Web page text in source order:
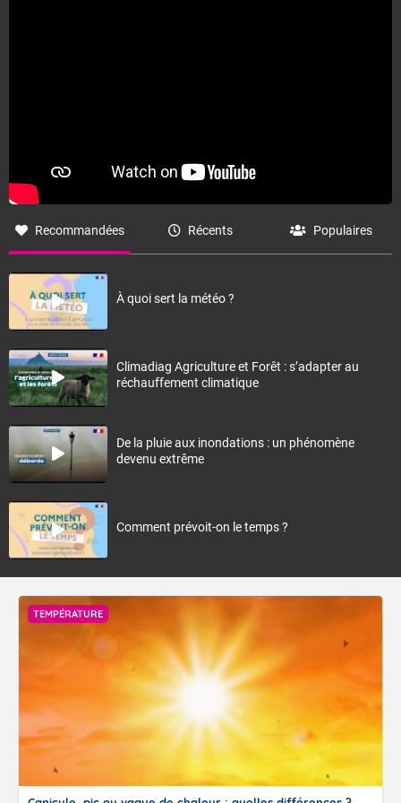
Recommandées Récents Populaires
À quoi sert la météo ?
Climadiag Agriculture et Forêt : s’adapter au
réchauffement climatique
De la pluie aux inondations : un phénomène
devenu extrême
Comment prévoit-on le temps ?
TEMPÉRATURE